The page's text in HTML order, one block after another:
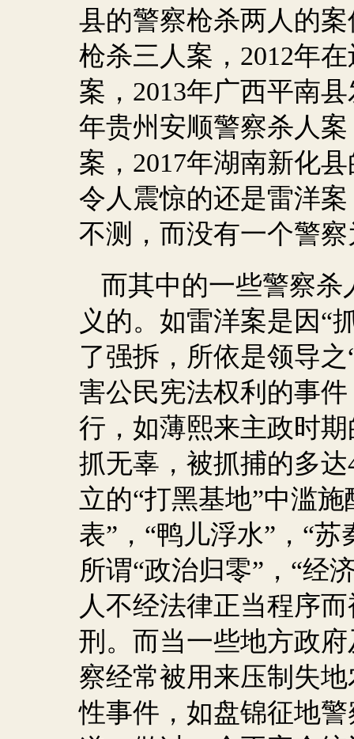
县的警察枪杀两人的
枪杀三人案， 2012年
案， 2013年广西平南
年贵州安顺警察杀人案
案， 2017年湖南新化
令人震惊的还是雷洋
不测，而没有一个警
而其中的一些警察杀
义的。如雷洋案是因“
了强拆，所依是领导
害公民宪法权利的事
行，如薄熙来主政时
抓无辜，被抓捕的多达
立的“打黑基地”中滥
表”，“鸭儿浮水”，“
所谓“政治归零”，“经
人不经法律正当程序
刑。而当一些地方政
察经常被用来压制失
性事件，如盘锦征地